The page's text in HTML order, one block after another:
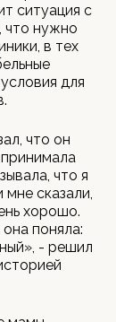
ситуация с
что нужно
в тех
для
что он
что я
сказали,
хорошо.
поняла:
- решил